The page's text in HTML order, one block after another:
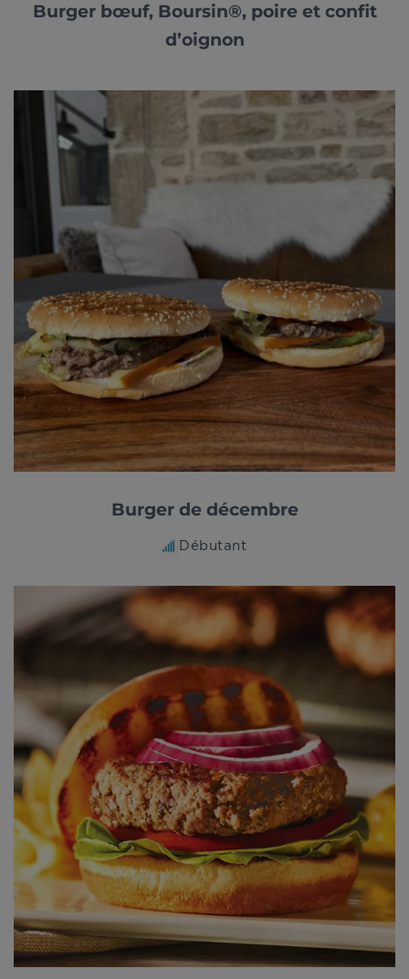
Burger bœuf, Boursin®, poire et confit
d’oignon
Burger de décembre
Débutant